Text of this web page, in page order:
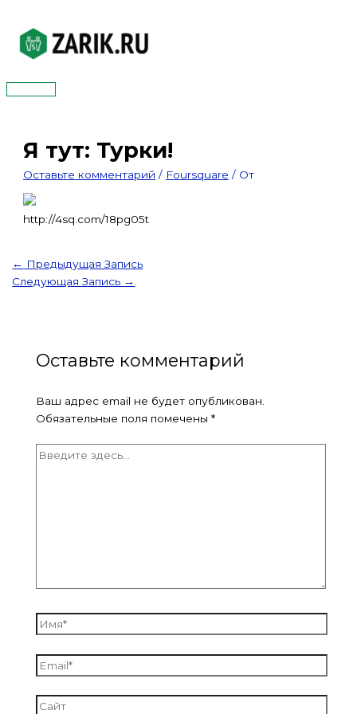
содержимому
Главное
Я тут: Турки!
Оставьте комментарий / Foursquare / От
http://4sq.com/18pg05t
← Предыдущая Запись
Следующая Запись →
Оставьте комментарий
Ваш адрес email не будет опубликован.
Обязательные поля помечены *
Введите
Имя*
Email*
Сайт